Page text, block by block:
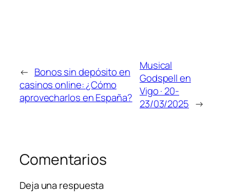
← Bonos sin depósito en
casinos online: ¿Cómo
aprovecharlos en España?
Musical
Godspell en
Vigo · 20-
23/03/2025 →
Comentarios
Deja una respuesta